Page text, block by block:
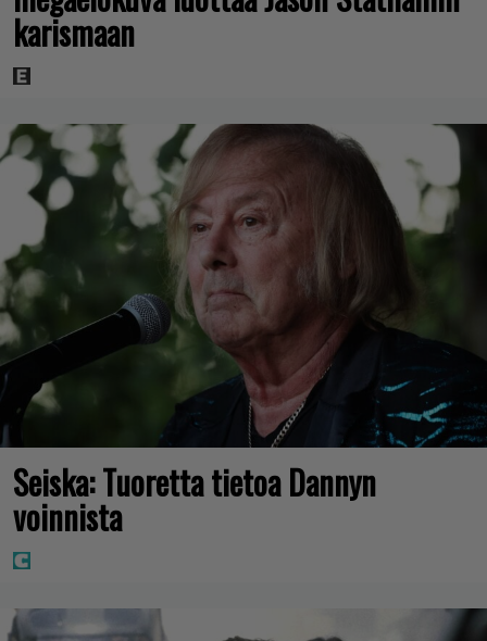
karismaan
Seiska: Tuoretta tietoa Dannyn
voinnista